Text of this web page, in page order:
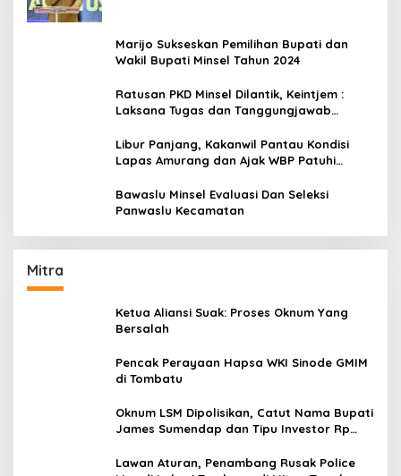
Marijo Sukseskan Pemilihan Bupati dan
Wakil Bupati Minsel Tahun 2024
Ratusan PKD Minsel Dilantik, Keintjem :
Laksana Tugas dan Tanggungjawab
Libur Panjang, Kakanwil Pantau Kondisi
Lapas Amurang dan Ajak WBP Patuhi
Bawaslu Minsel Evaluasi Dan Seleksi
Panwaslu Kecamatan
Mitra
Ketua Aliansi Suak: Proses Oknum Yang
Bersalah
Pencak Perayaan Hapsa WKI Sinode GMIM
di Tombatu
Oknum LSM Dipolisikan, Catut Nama Bupati
James Sumendap dan Tipu Investor Rp
Lawan Aturan, Penambang Rusak Police